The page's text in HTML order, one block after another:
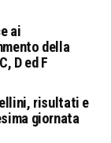
ai
della
D ed F
risultati e
giornata